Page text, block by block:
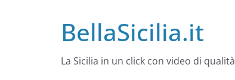
BellaSicilia.it
La Sicilia in un click con video di qualità